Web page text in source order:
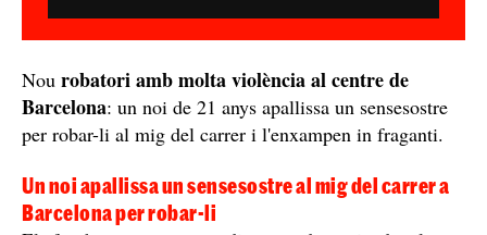
Nou robatori amb molta violència al centre de
Barcelona: un noi de 21 anys apallissa un sensesostre
per robar-li al mig del carrer i l'enxampen in fraganti.
Un noi apallissa un sensesostre al mig del carrer a
Barcelona per robar-li